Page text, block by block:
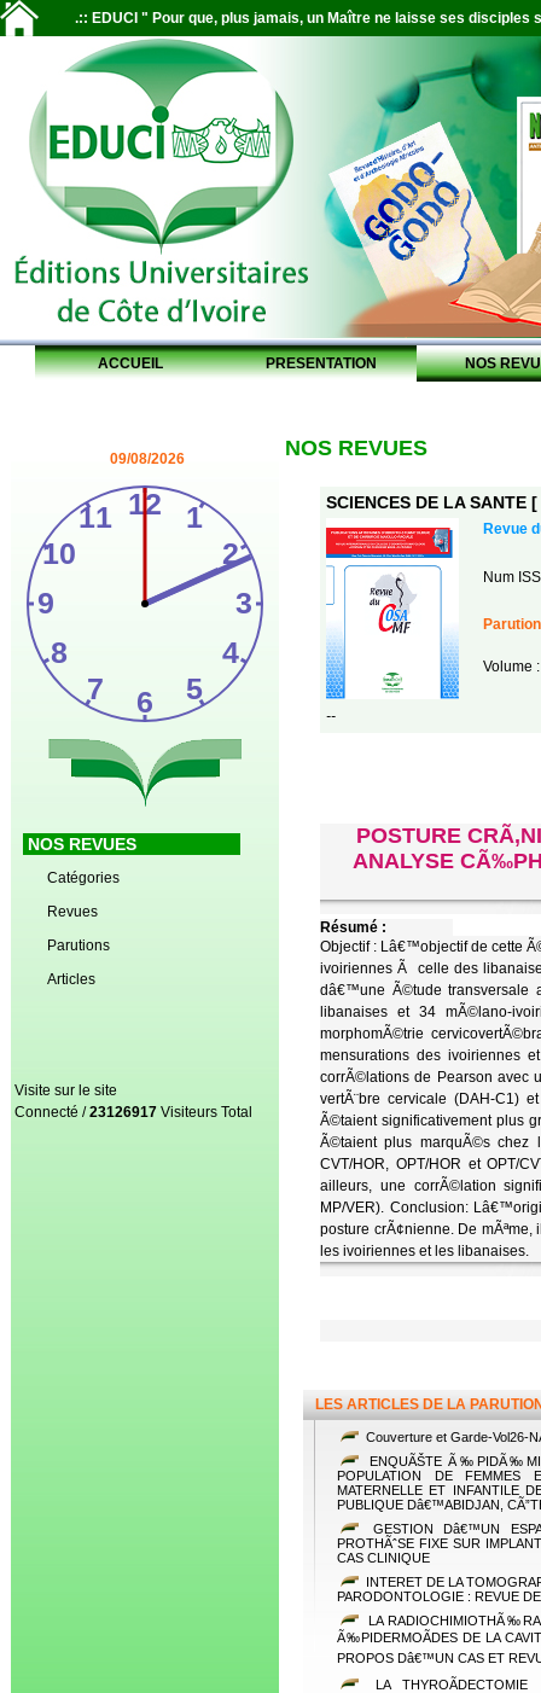
.:: EDUCI " Pour que, plus jamais, un Maître ne laisse ses disciples
ACCUEIL PRESENTATION NOS
09/08/2026
NOS REVUES
Catégories
Revues
Parutions
Articles
Visite sur le site
Connecté /23126917Visiteurs Total
NOS REVUES
SCIENCES DE LA SANTE
Revue
Num
Volume
--
POSTURE
ANALYSE
Résumé :
Objectif : Lâ€™objectif de cette
ivoiriennes Ã celle des
dâ€™une Ã©tude transversale
libanaises et 34 mÃ©lano-
morphomÃ©trie
mensurations des
corrÃ©lations de Pearson avec
vertÃ¨bre cervicale (DAH-C1)
Ã©taient significativement plus
Ã©taient plus marquÃ©s chez
CVT/HOR, OPT/HOR et OPT/
ailleurs, une corrÃ©lation
MP/VER). Conclusion:
posture crÃ¢nienne. De
les ivoiriennes et les libanaises.
LES ARTICLES DE LA
Couverture et Garde-Vol26-
ENQUÃŠTE
POPULATION DE
MATERNELLE ET INFANTILE
PUBLIQUE Dâ€™ABIDJAN,
GESTION Dâ€™UN
PROTHÃˆSE FIXE SUR
CAS CLINIQUE
INTERET DE LA
PARODONTOLOGIE : REVUE
LA
Ã‰PIDERMOÃDES DE LA
PROPOS Dâ€™UN CAS ET
LA